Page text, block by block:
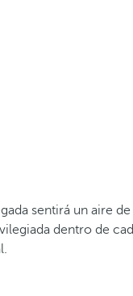
sentirá un aire
dentro de